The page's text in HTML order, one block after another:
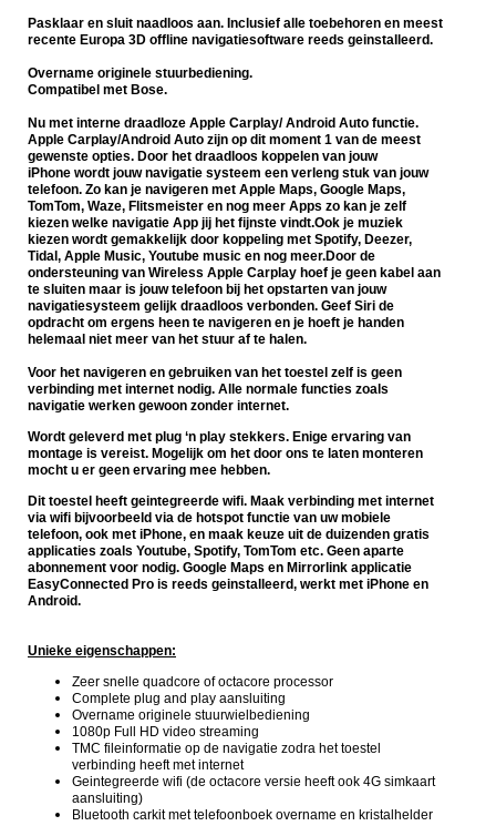
Pasklaar en sluit naadloos aan. Inclusief alle toebehoren en meest
recente Europa 3D offline navigatiesoftware reeds geinstalleerd.
Overname originele stuurbediening.
Compatibel met Bose.
Nu met interne draadloze Apple Carplay/ Android Auto functie.
Apple Carplay/Android Auto zijn op dit moment 1 van de meest
gewenste opties. Door het draadloos koppelen van jouw
iPhone wordt jouw navigatie systeem een verleng stuk van jouw
telefoon. Zo kan je navigeren met Apple Maps, Google Maps,
TomTom, Waze, Flitsmeister en nog meer Apps zo kan je zelf
kiezen welke navigatie App jij het fijnste vindt.Ook je muziek
kiezen wordt gemakkelijk door koppeling met Spotify, Deezer,
Tidal, Apple Music, Youtube music en nog meer.Door de
ondersteuning van Wireless Apple Carplay hoef je geen kabel aan
te sluiten maar is jouw telefoon bij het opstarten van jouw
navigatiesysteem gelijk draadloos verbonden. Geef Siri de
opdracht om ergens heen te navigeren en je hoeft je handen
helemaal niet meer van het stuur af te halen.
Voor het navigeren en gebruiken van het toestel zelf is geen
verbinding met internet nodig. Alle normale functies zoals
navigatie werken gewoon zonder internet.
Wordt geleverd met plug ‘n play stekkers. Enige ervaring van
montage is vereist. Mogelijk om het door ons te laten monteren
mocht u er geen ervaring mee hebben.
Dit toestel heeft geintegreerde wifi. Maak verbinding met internet
via wifi bijvoorbeeld via de hotspot functie van uw mobiele
telefoon, ook met iPhone, en maak keuze uit de duizenden gratis
applicaties zoals Youtube, Spotify, TomTom etc. Geen aparte
abonnement voor nodig. Google Maps en Mirrorlink applicatie
EasyConnected Pro is reeds geinstalleerd, werkt met iPhone en
Android.
Unieke eigenschappen:
Zeer snelle quadcore of octacore processor
Complete plug and play aansluiting
Overname originele stuurwielbediening
1080p Full HD video streaming
TMC fileinformatie op de navigatie zodra het toestel
verbinding heeft met internet
Geintegreerde wifi (de octacore versie heeft ook 4G simkaart
aansluiting)
Bluetooth carkit met telefoonboek overname en kristalhelder